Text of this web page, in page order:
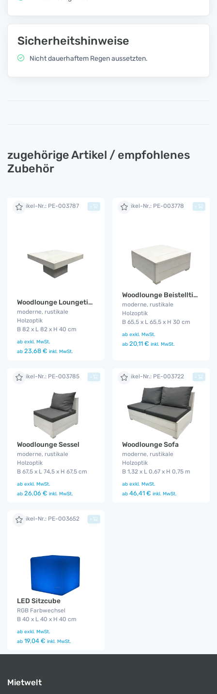
Sicherheitshinweise
Nicht dauerhaftem Regen aussetzten.
zugehörige Artikel / empfohlenes
Zubehör
Artikel-Nr.: PE-003787
Woodlounge Loungetisch
moderne, rustikale
Holzoptik
B 82 x L 82 x H 40 cm
ab exkl. MwSt.
ab 23,68 € inkl. MwSt.
+ Artikel-Nr.: PE-003778
Woodlounge Beistelltisch
moderne, rustikale
Holzoptik
B 65,5 x L 65,5 x H 30 cm
ab exkl. MwSt.
ab 20,11 € inkl. MwSt.
+
Artikel-Nr.: PE-003785
Woodlounge Sessel
moderne, rustikale
Holzoptik
B 67,5 x L 74,5 x H 67,5 cm
ab exkl. MwSt.
ab 26,06 € inkl. MwSt.
+ Artikel-Nr.: PE-003722
Woodlounge Sofa
moderne, rustikale
Holzoptik
B 1,32 x L 0,67 x H 0,75 m
ab exkl. MwSt.
ab 46,41 € inkl. MwSt.
+
Artikel-Nr.: PE-003652
LED Sitzcube
RGB Farbwechsel
B 40 x L 40 x H 40 cm
ab exkl. MwSt.
ab 19,04 € inkl. MwSt.
+
Mietwelt